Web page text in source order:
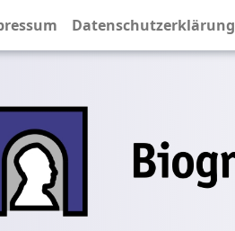
Datenschutzerklärung